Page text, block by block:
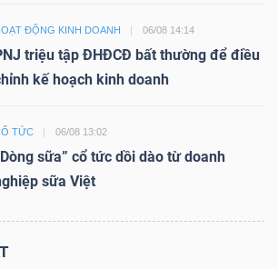
ĐỘNG KINH DOANH 06/08 14:14
triệu tập ĐHĐCĐ bất thường để điều
kế hoạch kinh doanh
TỨC 06/08 13:02
sữa” cổ tức dồi dào từ doanh
sữa Việt